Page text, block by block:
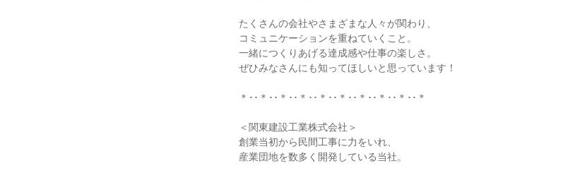
たくさんの会社やさまざまな人々が関わり、
コミュニケーションを重ねていくこと。
一緒につくりあげる達成感や仕事の楽しさ。
ぜひみなさんにも知ってほしいと思っています！
＊･･＊･･＊･･＊･･＊･･＊･･＊･･＊･･＊･･＊
＜関東建設工業株式会社＞
創業当初から民間工事に力をいれ、
産業団地を数多く開発している当社。